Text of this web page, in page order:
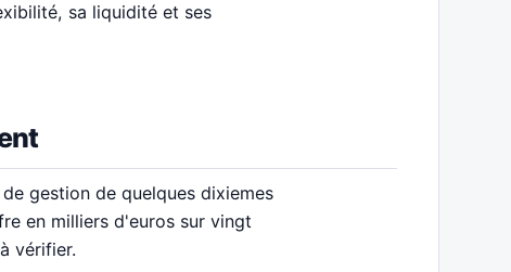
sa liquidité et ses
gestion de quelques dixiemes
en milliers d'euros sur vingt
vérifier.